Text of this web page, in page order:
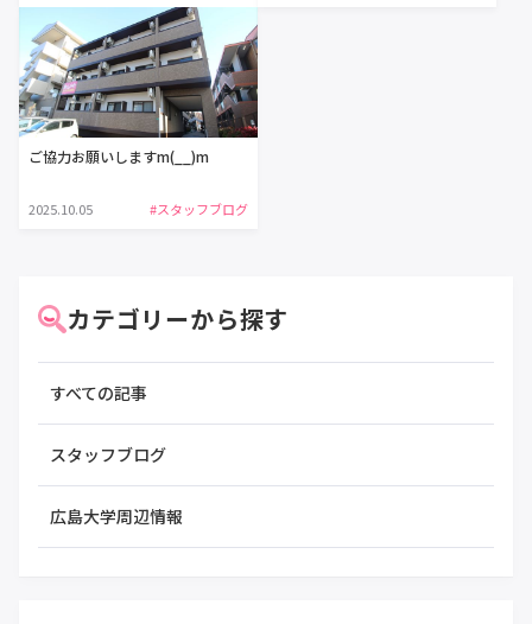
ご協力お願いしますm(__)m
2025.10.05 #スタッフブログ
カテゴリーから探す
すべての記事
スタッフブログ
広島大学周辺情報